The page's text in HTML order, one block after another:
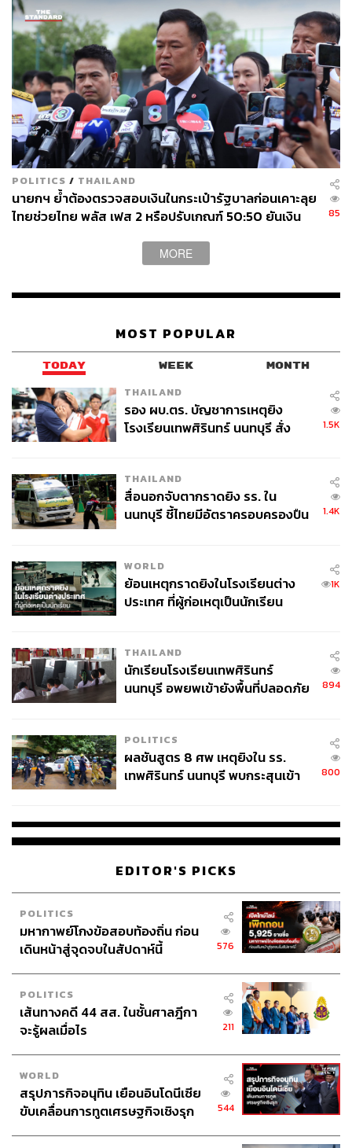
POLITICS / THAILAND
นายกฯ ย้ำต้องตรวจสอบเงินในกระเป๋ารัฐบาลก่อนเคาะลุย
ไทยช่วยไทย พลัส เฟส 2 หรือปรับเกณฑ์ 50:50 ยันเงิน
85
MORE
MOST POPULAR
TODAY WEEK MONTH
THAILAND
รอง ผบ.ตร. บัญชาการเหตุยิง
โรงเรียนเทพศิรินทร์ นนทบุรี สั่ง
1.5K
THAILAND
สื่อนอกจับตากราดยิง รร. ใน
นนทบุรี ชี้ไทยมีอัตราครอบครองปืน
1.4K
WORLD
ย้อนเหตุกราดยิงในโรงเรียนต่าง
ประเทศ ที่ผู้ก่อเหตุเป็นนักเรียน
1K
THAILAND
นักเรียนโรงเรียนเทพศิรินทร์
นนทบุรี อพยพเข้ายังพื้นที่ปลอดภัย
894
POLITICS
ผลชันสูตร 8 ศพ เหตุยิงใน รร.
เทพศิรินทร์ นนทบุรี พบกระสุนเข้า
800
EDITOR'S PICKS
POLITICS
มหากาพย์โกงข้อสอบท้องถิ่น ก่อน
เดินหน้าสู่จุดจบในสัปดาห์นี้
576
POLITICS
เส้นทางคดี 44 สส. ในชั้นศาลฎีกา
จะรู้ผลเมื่อไร
211
WORLD
สรุปภารกิจอนุทิน เยือนอินโดนีเซีย
ขับเคลื่อนการทูตเศรษฐกิจเชิงรุก
544